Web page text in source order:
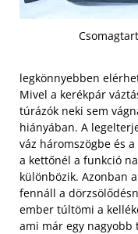
legkönnyebben
Mivel a kerékpár
túrázók neki sem
hiányában. A
váz háromszögbe és
a kettőnél a funkció
különbözik. Azonban
fennáll a
ember túltömi a
ami már egy nagyobb